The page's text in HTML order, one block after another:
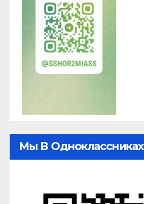
Мы В Одноклассниках